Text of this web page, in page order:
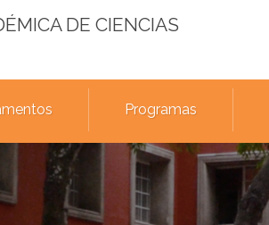
DE CIENCIAS
Programas